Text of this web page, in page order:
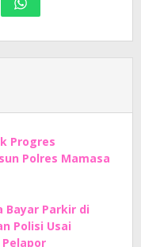
Progres
Polres Mamasa
Bayar Parkir di
Polisi Usai